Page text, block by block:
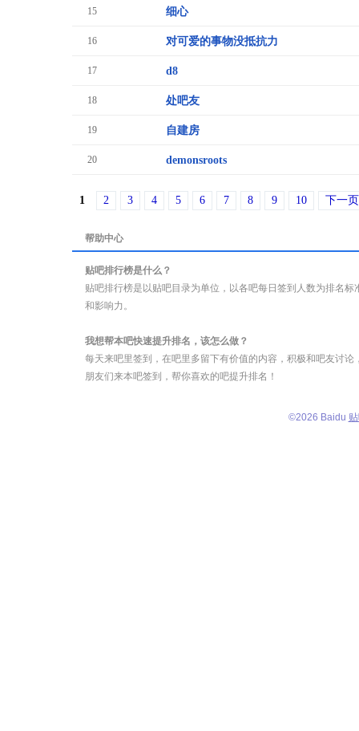
15 细心
16 对可爱的事物没抵抗力
17 d8
18 处吧友
19 自建房
20 demonsroots
1 2 3 4 5 6 7 8 9 10 下一页
帮助中心
贴吧排行榜是什么？
贴吧排行榜是以贴吧目录为单位，以各吧每日签到人数为排名
和影响力。
我想帮本吧快速提升排名，该怎么做？
每天来吧里签到，在吧里多留下有价值的内容，积极和吧友讨
朋友们来本吧签到，帮你喜欢的吧提升排名！
©2026 Baidu